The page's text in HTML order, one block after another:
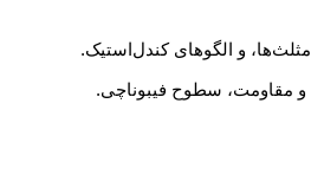
و الگوهای کندل‌استیک.
مقاومت، سطوح فیبوناچی.